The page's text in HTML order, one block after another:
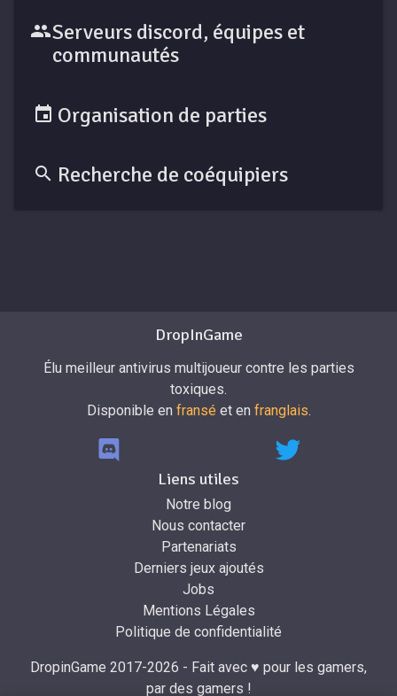
Serveurs discord, équipes et
communautés
Organisation de parties
Recherche de coéquipiers
DropInGame
Élu meilleur antivirus multijoueur contre les parties
toxiques.
Disponible en fransé et en franglais.
Liens utiles
Notre blog
Nous contacter
Partenariats
Derniers jeux ajoutés
Jobs
Mentions Légales
Politique de confidentialité
DropinGame 2017-2026 - Fait avec ♥ pour les gamers,
par des gamers !